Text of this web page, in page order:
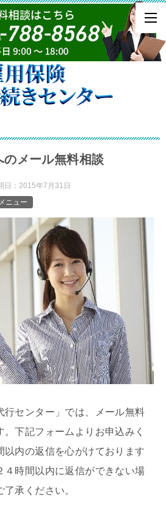
メール無料相談
日： 2015年7月31日
ニュー
行センター」では、メール無料
下記フォームよりお申込みく
以内の返信を心がけております
４時間以内に返信ができない場
承ください。